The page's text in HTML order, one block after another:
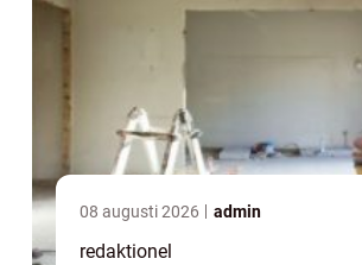
08 augusti 2026 admin
redaktionel